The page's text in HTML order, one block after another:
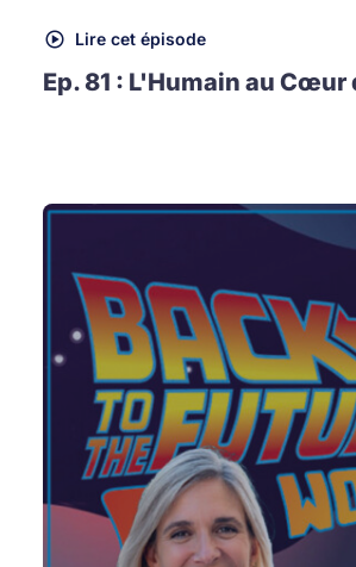
Lire cet épisode
Ep. 81 : L'Humain au Cœur